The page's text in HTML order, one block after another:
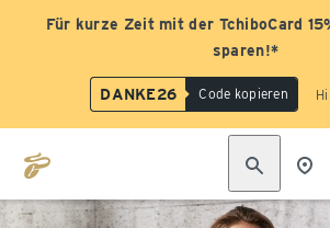
Für kurze Zeit mit der TchiboCard
sparen!*
DANKE26 Code kopieren